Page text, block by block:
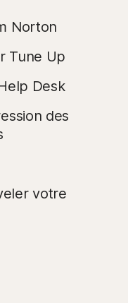
Norton
Tune Up
Desk
des
votre